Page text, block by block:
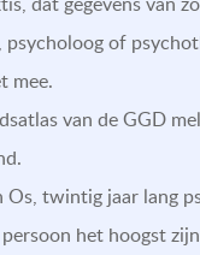
psycholoog of
mee.
van de GGD
twintig jaar lang
het hoogst